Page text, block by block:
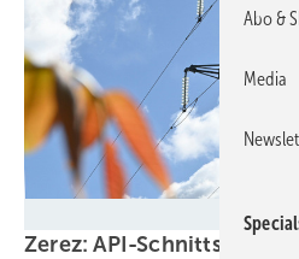
Zerez: API-Schnittstelle
Abo &
Media